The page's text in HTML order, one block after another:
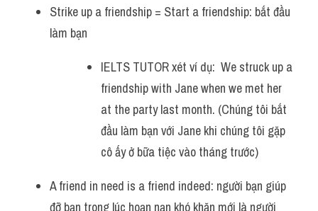
Strike up a friendship = Start a friendship: bắt đầu
làm bạn
IELTS TUTOR xét ví dụ:  We struck up a
friendship with Jane when we met her
at the party last month. (Chúng tôi bắt
đầu làm bạn với Jane khi chúng tôi gặp
cô ấy ở bữa tiệc vào tháng trước)
A friend in need is a friend indeed: người bạn giúp
đỡ bạn trong lúc hoạn nạn khó khăn mới là người